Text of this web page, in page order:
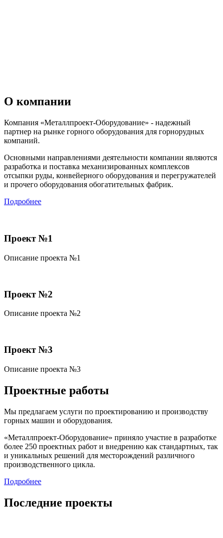
О компании
Компания «Металлпроект-Оборудование» - надежный
партнер на рынке горного оборудования для горнорудных
компаний.
Основными направлениями деятельности компании являются
разработка и поставка механизированных комплексов
отсыпки руды, конвейерного оборудования и перегружателей
и прочего оборудования обогатительных фабрик.
Подробнее
Проект №1
Описание проекта №1
Проект №2
Описание проекта №2
Проект №3
Описание проекта №3
Проектные работы
Мы предлагаем услуги по проектированию и производству
горных машин и оборудования.
«Металлпроект-Оборудование» приняло участие в разработке
более 250 проектных работ и внедрению как стандартных, так
и уникальных решений для месторождений различного
производственного цикла.
Подробнее
Последние проекты